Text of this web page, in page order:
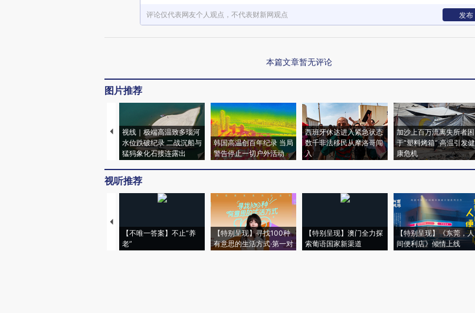
评论仅代表网友个人观点，不代表财新网观点 发布
本篇文章暂无评论
图片推荐
视线｜极端高温致多瑙河
水位跌破纪录 二战沉船与
猛犸象化石接连露出
韩国高温创百年纪录 当局
警告停止一切户外活动
西班牙休达进入紧急状态
数千非法移民从摩洛哥闯
入
加沙上百万流离失所者困
于“塑料烤箱” 高温引发健
康危机
视听推荐
【不唯一答案】不止“养
老”
【特别呈现】寻找100种
有意思的生活方式·第一对
【特别呈现】澳门全力探
索葡语国家新渠道
【特别呈现】《东莞，人
间便利店》倾情上线